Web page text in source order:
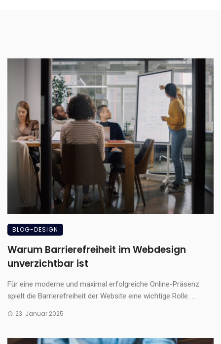
BLOG-DESIGN
Warum Barrierefreiheit im Webdesign
unverzichtbar ist
Für eine moderne und maximal erfolgreiche Online-Präsenz
spielt die Barrierefreiheit der Website eine wichtige Rolle. ...
23. Januar 2025